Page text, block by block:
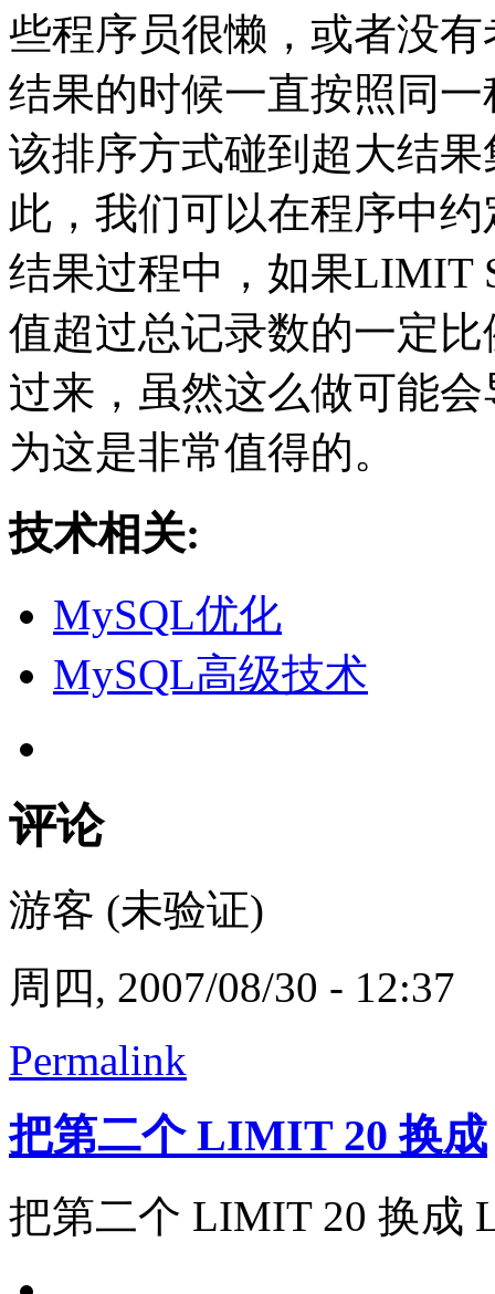
些程序员很懒，或者没
结果的时候一直按照同
该排序方式碰到超大结
此，我们可以在程序中
结果过程中，如果LIMIT
值超过总记录数的一定
过来，虽然这么做可能
为这是非常值得的。
技术相关:
MySQL优化
MySQL高级技术
评论
游客 (未验证)
周四, 2007/08/30 - 12:37
Permalink
把第二个 LIMIT 20 换成
把第二个 LIMIT 20 换成